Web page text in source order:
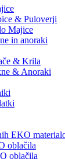
& Puloverji
Majice
in anoraki
& Krila
& Anoraki
EKO
oblačila
oblačila